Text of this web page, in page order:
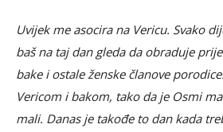
Uvijek me asocira na Vericu. Svako
baš na taj dan gleda da obraduje
bake i ostale ženske članove
Vericom i bakom, tako da je Osmi
mali. Danas je takođe to dan kada